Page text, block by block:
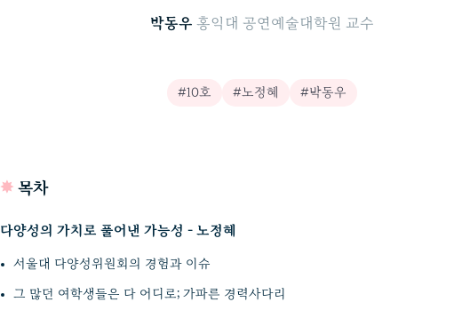
박동우 홍익대 공연예술대학원 교수
#10호 #노정혜 #박동우
✸ 목차
다양성의 가치로 풀어낸 가능성 - 노정혜
서울대 다양성위원회의 경험과 이슈
그 많던 여학생들은 다 어디로; 가파른 경력사다리